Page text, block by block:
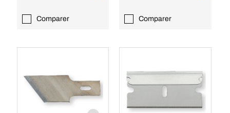
Comparer Comparer